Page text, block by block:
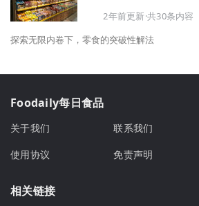
2年前更新·共30条内容
探索无限内卷下，零食的突破性解法
Foodaily每日食品
关于我们 联系我们
使用协议
免责声明
相关链接